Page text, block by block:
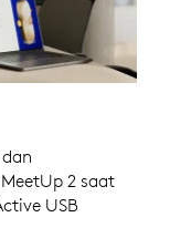
2 saat
USB